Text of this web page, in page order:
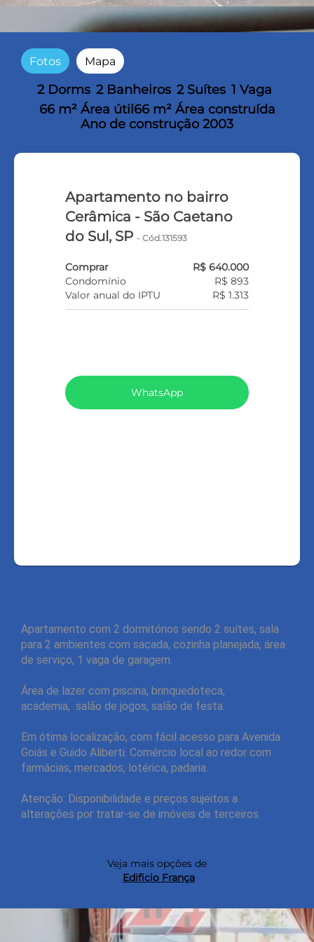
Fotos Mapa
2 Dorms 2 Banheiros 2 Suítes 1 Vaga
66 m² Área útil 66 m² Área construída
Ano de construção 2003
Apartamento no bairro
Cerâmica - São Caetano
do Sul, SP- Cód.131593
Comprar
R$ 640.000
Condomínio
R$ 893
Valor anual do IPTU
R$ 1.313
WhatsApp
Apartamento com 2 dormitórios sendo 2 suítes, sala
para 2 ambientes com sacada, cozinha planejada, área
de serviço, 1 vaga de garagem.
Área de lazer com piscina, brinquedoteca,
academia, salão de jogos, salão de festa.
Em ótima localização, com fácil acesso para Avenida
Goiás e Guido Aliberti. Comércio local ao redor com
farmácias, mercados, lotérica, padaria.
Atenção: Disponibilidade e preços sujeitos a
alterações por tratar-se de imóveis de terceiros.
Veja mais opções de
Edificio França